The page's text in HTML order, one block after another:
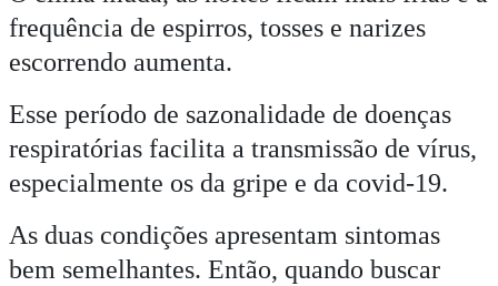
frequência de espirros, tosses e narizes
escorrendo aumenta.
Esse período de sazonalidade de doenças
respiratórias facilita a transmissão de vírus,
especialmente os da gripe e da covid-19.
As duas condições apresentam sintomas
bem semelhantes. Então, quando buscar